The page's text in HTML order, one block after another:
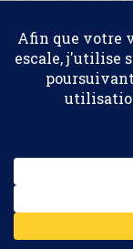
pas la
Vous aimez ?
Confidentialité et
Pour en savoir